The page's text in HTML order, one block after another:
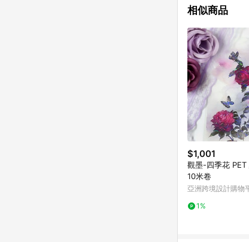
使用規則請以點
相似商品
$1,001
觀墨-四季花
10米卷
亞洲跨境設計購物
1%